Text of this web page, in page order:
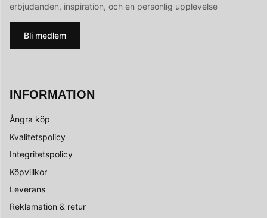
erbjudanden, inspiration, och en personlig upplevelse
Bli medlem
INFORMATION
Ångra köp
Kvalitetspolicy
Integritetspolicy
Köpvillkor
Leverans
Reklamation & retur